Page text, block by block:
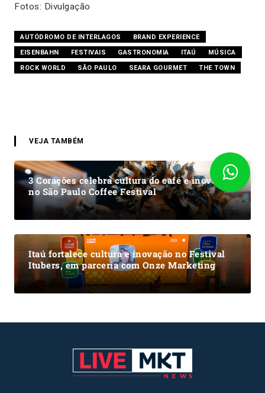
Fotos: Divulgação
AUTÓDROMO DE INTERLAGOS
BRAND EXPERIENCE
EISENBAHN
FESTIVAIS GASTRONOMIA ITAÚ
MÚSICA
ROCK WORLD
SÃO PAULO SEARA GOURMET THE TOWN
VEJA TAMBÉM
3 Corações celebra cultura do café e inovações
no São Paulo Coffee Festival
Itaú fortalece cultura e inovação no Festival
Itubers, em parceria com Onze Marketing